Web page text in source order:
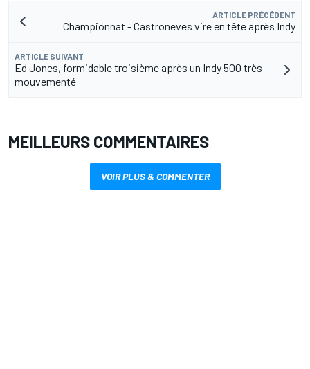
ARTICLE PRÉCÉDENT
Championnat - Castroneves vire en tête après Indy
ARTICLE SUIVANT
Ed Jones, formidable troisième après un Indy 500 très
mouvementé
MEILLEURS COMMENTAIRES
VOIR PLUS & COMMENTER